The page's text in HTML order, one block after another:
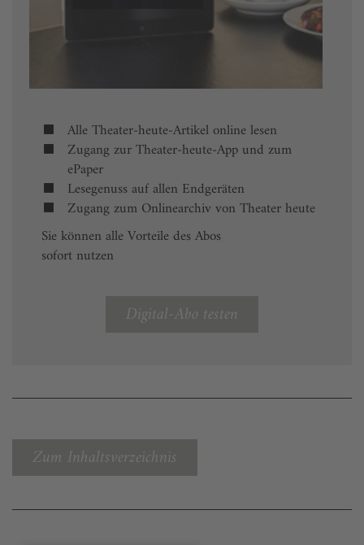
Alle Theater-heute-Artikel online lesen
Zugang zur Theater-heute-App und zum
ePaper
Lesegenuss auf allen Endgeräten
Zugang zum Onlinearchiv von Theater heute
Sie können alle Vorteile des Abos
sofort nutzen
Digital-Abo testen
Zum Inhaltsverzeichnis